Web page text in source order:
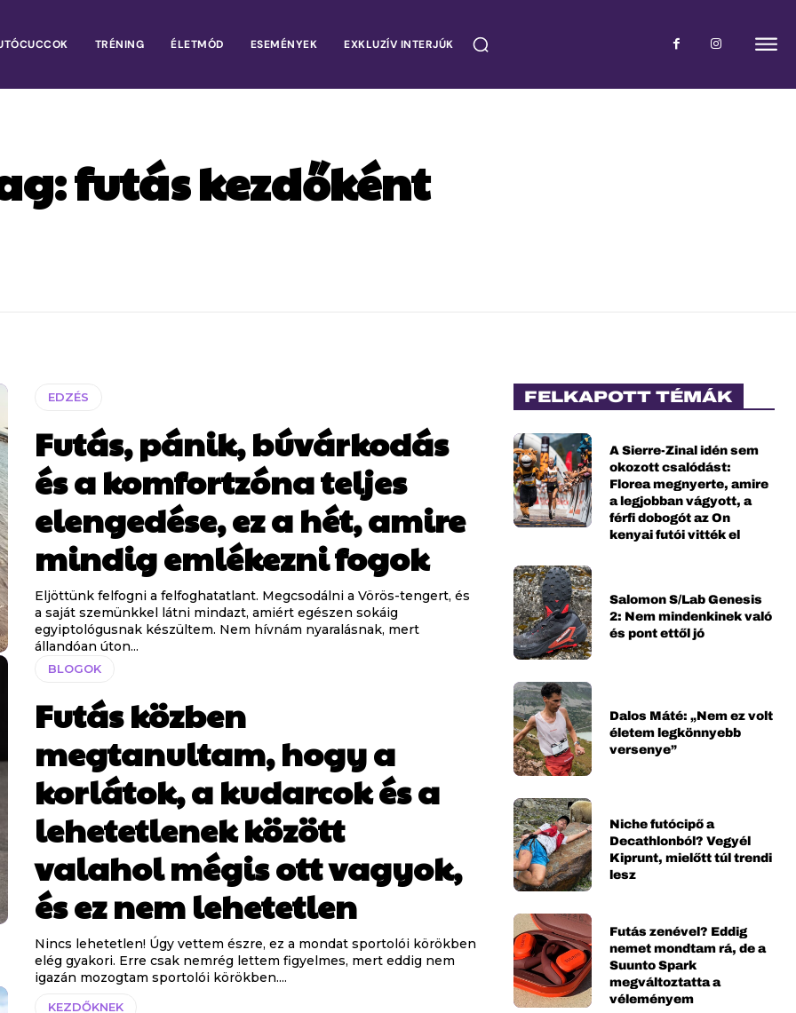
TRÉNING ÉLETMÓD ESEMÉNYEK EXKLUZÍV INTERJÚK
futás kezdőként
EDZÉS
Futás, pánik, búvárkodás
és a komfortzóna teljes
elengedése, ez a hét, amire
mindig emlékezni fogok
Eljöttünk felfogni a felfoghatatlant. Megcsodálni a Vörös-tengert, és
a saját szemünkkel látni mindazt, amiért egészen sokáig
egyiptológusnak készültem. Nem hívnám nyaralásnak, mert
állandóan úton...
BLOGOK
Futás közben
megtanultam, hogy a
korlátok, a kudarcok és a
lehetetlenek között
valahol mégis ott vagyok,
és ez nem lehetetlen
Nincs lehetetlen! Úgy vettem észre, ez a mondat sportolói körökben
elég gyakori. Erre csak nemrég lettem figyelmes, mert eddig nem
igazán mozogtam sportolói körökben....
KEZDŐKNEK
FELKAPOTT TÉMÁK
A Sierre-Zinal idén sem
okozott csalódást:
Florea megnyerte, amire
a legjobban vágyott, a
férfi dobogót az On
kenyai futói vitték el
Salomon S/Lab Genesis
2: Nem mindenkinek való
és pont ettől jó
Dalos Máté: „Nem ez volt
életem legkönnyebb
versenye”
Niche futócipő a
Decathlonból? Vegyél
Kiprunt, mielőtt túl trendi
lesz
Futás zenével? Eddig
nemet mondtam rá, de a
Suunto Spark
megváltoztatta a
véleményem